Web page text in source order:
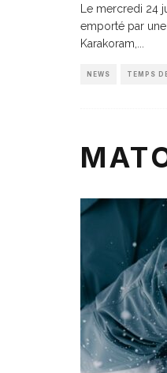
Le mercredi 24
emporté par
Karakoram,
NEWS TEMPS